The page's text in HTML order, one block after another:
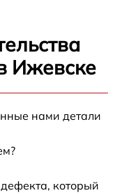
Ижевске
нами детали
который